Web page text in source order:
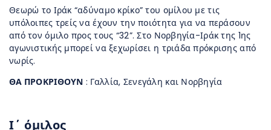
Θεωρώ το Ιράκ “αδύναμο κρίκο” του ομίλου με τις
υπόλοιπες τρείς να έχουν την ποιότητα για να περάσουν
από τον όμιλο προς τους “32”. Στο Νορβηγία-Ιράκ της 1ης
αγωνιστικής μπορεί να ξεχωρίσει η τριάδα πρόκρισης από
νωρίς.
ΘΑ ΠΡΟΚΡΙΘΟΥΝ : Γαλλία, Σενεγάλη και Νορβηγία
Ι΄ όμιλος